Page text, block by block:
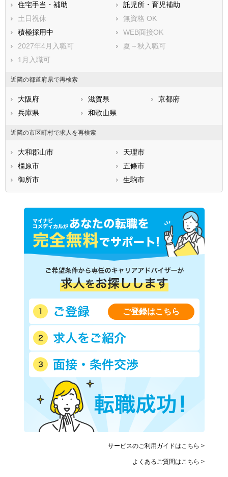
住宅手当・補助
託児所・育児補助
土日祝休
無資格 OK
積極採用中
WEB面接OK
2027年4月入職可
夏～秋入職可
1月入職可
近隣の都道府県で再検索
大阪府 滋賀県
京都府
兵庫県
和歌山県
近隣の市区町村で求人を再検索
大和郡山市
天理市
橿原市
五條市
御所市
生駒市
ご登録はこちら
サービスのご利用ガイドはこちら >
よくあるご質問はこちら >